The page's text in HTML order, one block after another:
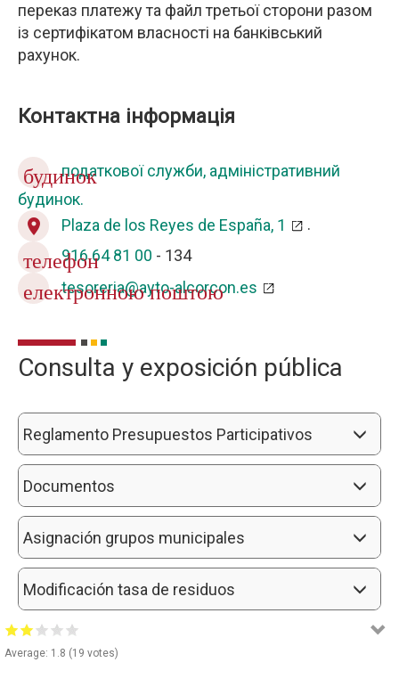
переказ платежу та файл третьої сторони разом
із сертифікатом власності на банківський
рахунок.
Контактна інформація
будинокподаткової служби, адміністративний
будинок.
location_on Plaza de los Reyes de España, 1 .
телефон
916 64 81 00 - 134
електронною поштою
tesoreria@ayto-alcorcon.es
Consulta y exposición pública
Reglamento Presupuestos Participativos
Documentos
Asignación grupos municipales
Modificación tasa de residuos
Average: 1.8 (19 votes)